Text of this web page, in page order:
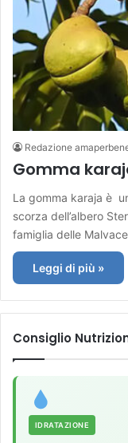
Redazione
Gomma
La gomma karaja è
scorza dell’albero
famiglia delle
Leggi di più »
Consiglio
IDRATAZIONE